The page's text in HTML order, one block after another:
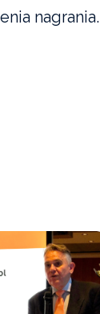
nagrania.